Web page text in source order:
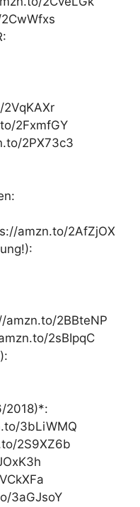
2FxmfGY
2PX73c3
amzn.to/2AfZjOX
amzn.to/2BBteNP
2sBIpqC
2018)*:
3bLiWMQ
2S9XZ6b
3aGJsoY